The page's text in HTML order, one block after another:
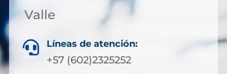
Valle
 Líneas de atención:
+57 (602)2325252